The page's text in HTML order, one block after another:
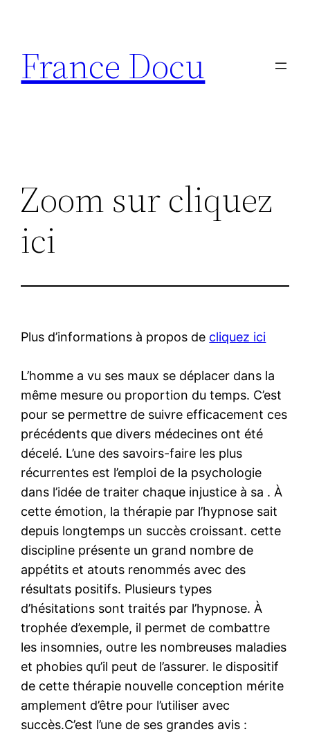
contenu
France Docu
Zoom sur cliquez
ici
Plus d’informations à propos de cliquez ici
L’homme a vu ses maux se déplacer dans la
même mesure ou proportion du temps. C’est
pour se permettre de suivre efficacement ces
précédents que divers médecines ont été
décelé. L’une des savoirs-faire les plus
récurrentes est l’emploi de la psychologie
dans l’idée de traiter chaque injustice à sa . À
cette émotion, la thérapie par l’hypnose sait
depuis longtemps un succès croissant. cette
discipline présente un grand nombre de
appétits et atouts renommés avec des
résultats positifs. Plusieurs types
d’hésitations sont traités par l’hypnose. À
trophée d’exemple, il permet de combattre
les insomnies, outre les nombreuses maladies
et phobies qu’il peut de l’assurer. le dispositif
de cette thérapie nouvelle conception mérite
amplement d’être pour l’utiliser avec
succès.C’est l’une de ses grandes avis :